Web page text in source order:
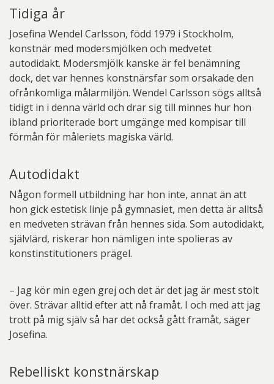
Tidiga år
Josefina Wendel Carlsson, född 1979 i Stockholm,
konstnär med modersmjölken och medvetet
autodidakt. Modersmjölk kanske är fel benämning
dock, det var hennes konstnärsfar som orsakade den
ofrånkomliga målarmiljön. Wendel Carlsson sögs alltså
tidigt in i denna värld och drar sig till minnes hur hon
ibland prioriterade bort umgänge med kompisar till
förmån för måleriets magiska värld.
Autodidakt
Någon formell utbildning har hon inte, annat än att
hon gick estetisk linje på gymnasiet, men detta är alltså
en medveten strävan från hennes sida. Som autodidakt,
självlärd, riskerar hon nämligen inte spolieras av
konstinstitutioners prägel.
– Jag kör min egen grej och det är det jag är mest stolt
över. Strävar alltid efter att nå framåt. I och med att jag
trott på mig själv så har det också gått framåt, säger
Josefina.
Rebelliskt konstnärskap